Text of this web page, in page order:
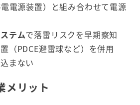
電源装置）と組み合わせて電源
テムで落雷リスクを早期察知
（PDCE避雷球など）を併用
まない
メリット